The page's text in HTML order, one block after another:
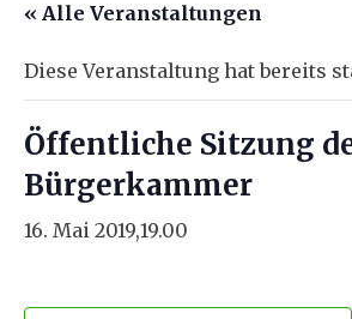
« Alle Veranstaltungen
Diese Veranstaltung hat bereits
Öffentliche Sitzung
Bürgerkammer
16. Mai 2019,19.00